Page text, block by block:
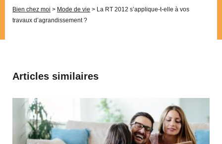
Bien chez moi > Mode de vie > La RT 2012 s’applique-t-elle à vos
travaux d’agrandissement ?
Articles similaires